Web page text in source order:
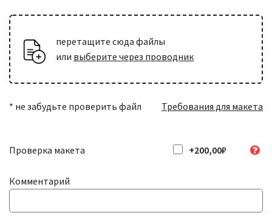
перетащите сюда файлы
или выберите через проводник
* не забудьте проверить файл Требования для макета
Проверка макета +200,00₽
Комментарий